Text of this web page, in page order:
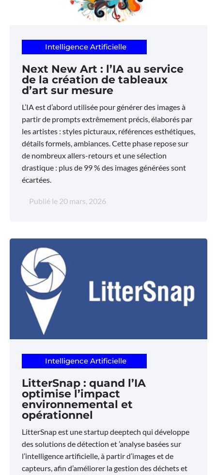
Intelligence Artificielle
Next New Art : l’IA au service
de la création de tableaux
d’art sur mesure
L’IA est d’abord utilisée pour générer des images à
partir de prompts extrêmement précis, élaborés par
les artistes : styles picturaux, références esthétiques,
détails formels, ambiances. Cette phase repose sur
de nombreux allers-retours et une sélection
drastique : plus de 99 % des images générées sont
écartées.
Publié le 20 mars, 2026
Intelligence Artificielle
LitterSnap : quand l’IA
optimise l’impact
environnemental et
opérationnel
LitterSnap est une startup deeptech qui développe
des solutions de détection et ’analyse basées sur
l’intelligence artificielle, à partir d’images et de
capteurs, afin d’améliorer la gestion des déchets et